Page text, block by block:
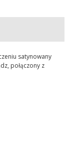
satynowany
połączony z